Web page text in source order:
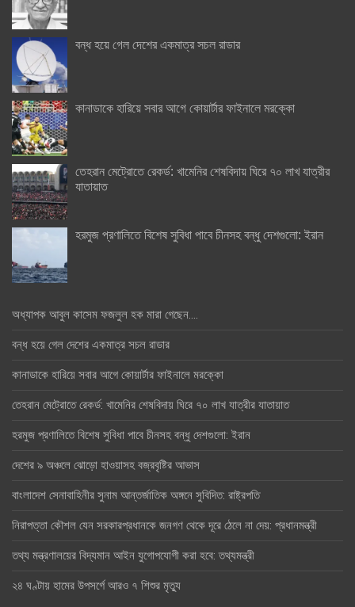
বন্ধ হয়ে গেল দেশের একমাত্র সচল রাডার
কানাডাকে হারিয়ে সবার আগে কোয়ার্টার ফাইনালে মরক্কো
তেহরান মেট্রোতে রেকর্ড: খামেনির শেষবিদায় ঘিরে ৭০ লাখ যাত্রীর
যাতায়াত
হরমুজ প্রণালিতে বিশেষ সুবিধা পাবে চীনসহ বন্ধু দেশগুলো: ইরান
অধ্যাপক আবুল কাসেম ফজলুল হক মারা গেছেন….
বন্ধ হয়ে গেল দেশের একমাত্র সচল রাডার
কানাডাকে হারিয়ে সবার আগে কোয়ার্টার ফাইনালে মরক্কো
তেহরান মেট্রোতে রেকর্ড: খামেনির শেষবিদায় ঘিরে ৭০ লাখ যাত্রীর যাতায়াত
হরমুজ প্রণালিতে বিশেষ সুবিধা পাবে চীনসহ বন্ধু দেশগুলো: ইরান
দেশের ৯ অঞ্চলে ঝোড়ো হাওয়াসহ বজ্রবৃষ্টির আভাস
বাংলাদেশ সেনাবাহিনীর সুনাম আন্তর্জাতিক অঙ্গনে সুবিদিত: রাষ্ট্রপতি
নিরাপত্তা কৌশল যেন সরকারপ্রধানকে জনগণ থেকে দূরে ঠেলে না দেয়: প্রধানমন্ত্রী
তথ্য মন্ত্রণালয়ের বিদ্যমান আইন যুগোপযোগী করা হবে: তথ্যমন্ত্রী
২৪ ঘণ্টায় হামের উপসর্গে আরও ৭ শিশুর মৃত্যু